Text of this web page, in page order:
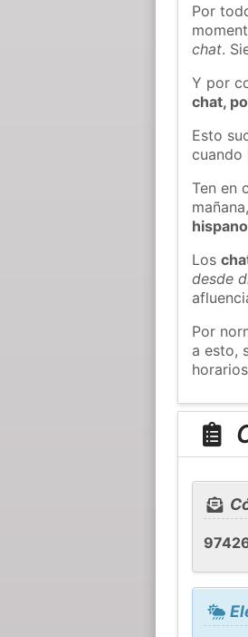
Por
chat.
Y por
chat,
Esto
cuando
Ten en
Los
desde
Por
a esto,